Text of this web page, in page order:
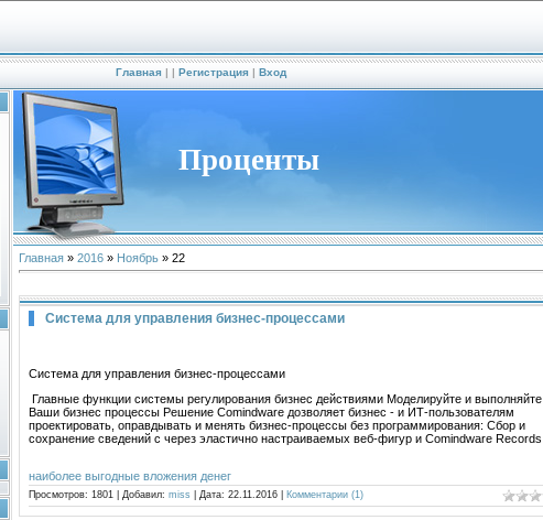
Главная| | Регистрация| Вход
Проценты
Главная » 2016 » Ноябрь » 22
Система для управления бизнес-процессами
Система для управления бизнес-процессами
Главные функции системы регулирования бизнес действиями Моделируйте и выполняйте
Ваши бизнес процессы Решение Comindware дозволяет бизнес - и ИТ-пользователям
проектировать, оправдывать и менять бизнес-процессы без программирования: Сбор и
сохранение сведений с через эластично настраиваемых веб-фигур и Comindware Records
наиболее выгодные вложения денег
Просмотров: 1801 Добавил: miss Дата: 22.11.2016 Комментарии (1)